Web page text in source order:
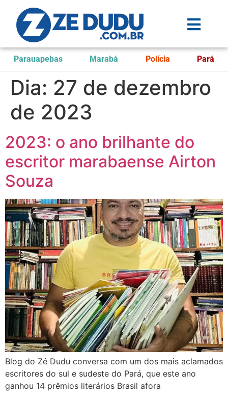
Parauapebas Marabá Polícia Pará
Dia: 27 de dezembro
de 2023
2023: o ano brilhante do
escritor marabaense Airton
Souza
Blog do Zé Dudu conversa com um dos mais aclamados
escritores do sul e sudeste do Pará, que este ano
ganhou 14 prêmios literários Brasil afora